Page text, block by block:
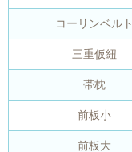
コーリンベルト
三重仮紐
帯枕
前板小
前板大